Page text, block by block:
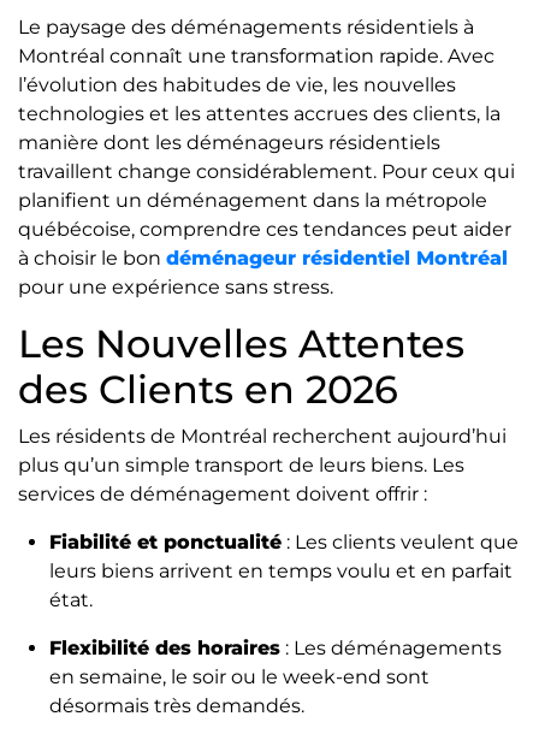
Le paysage des déménagements résidentiels à
Montréal connaît une transformation rapide. Avec
l’évolution des habitudes de vie, les nouvelles
technologies et les attentes accrues des clients, la
manière dont les déménageurs résidentiels
travaillent change considérablement. Pour ceux qui
planifient un déménagement dans la métropole
québécoise, comprendre ces tendances peut aider
à choisir le bon déménageur résidentiel Montréal
pour une expérience sans stress.
Les Nouvelles Attentes
des Clients en 2026
Les résidents de Montréal recherchent aujourd’hui
plus qu’un simple transport de leurs biens. Les
services de déménagement doivent offrir :
Fiabilité et ponctualité : Les clients veulent que
leurs biens arrivent en temps voulu et en parfait
état.
Flexibilité des horaires : Les déménagements
en semaine, le soir ou le week-end sont
désormais très demandés.